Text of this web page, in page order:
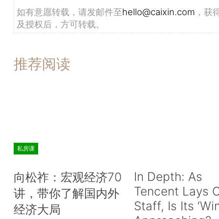
如有意愿转载，请发邮件至hello@caixin.com ，获
及授权后，方可转载。
推荐阅读
私房课
向松祚：宏观经济70
讲，带你了解国内外
经济大局
In Depth: As
Tencent Lays
Staff, Is Its